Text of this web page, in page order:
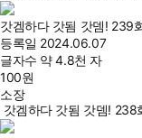
갓겜하다 갓됨 갓뎀! 239
등록일 2024.06.07
글자수 약 4.8천 자
100원
소장
갓겜하다 갓됨 갓뎀! 238